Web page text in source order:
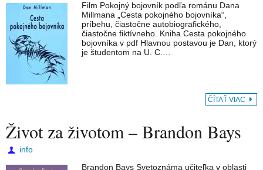
Film Pokojný bojovník podľa románu Dana
Millmana „Cesta pokojného bojovníka“,
príbehu, čiastočne autobiografického,
čiastočne fiktívneho. Kniha Cesta pokojného
bojovníka v pdf Hlavnou postavou je Dan, ktorý
je študentom na U. C.…
ČÍTAŤ VIAC
Život za životom – Brandon Bays
info
Brandon Bays Svetoznáma učiteľka v oblasti